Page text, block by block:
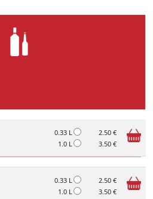
0.33 L
2.50 €
1.0 L
3.50 €
0.33 L
2.50 €
1.0 L
3.50 €